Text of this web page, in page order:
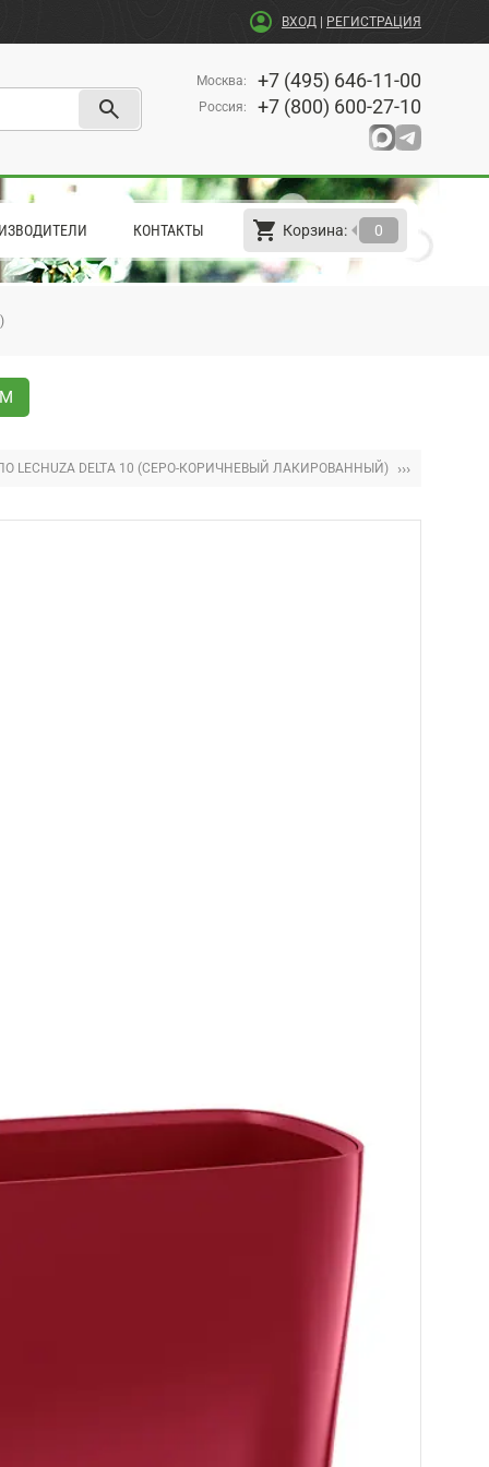
account_circle ВХОД РЕГИСТРАЦИЯ
search
Москва: +7 (495) 646-11-00
Россия: +7 (800) 600-27-10
КОНТАКТЫ shopping_cart Корзина: 0
arrow_left
LECHUZA DELTA 10 (СЕРО-КОРИЧНЕВЫЙ ЛАКИРОВАННЫЙ) ›››